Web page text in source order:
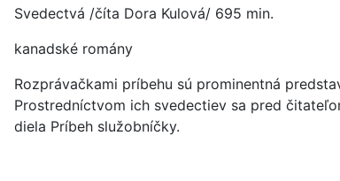
Svedectvá /číta Dora Kulová/ 695 min.
kanadské romány
Rozprávačkami príbehu sú prominentná
Prostredníctvom ich svedectiev sa pred
diela Príbeh služobníčky.